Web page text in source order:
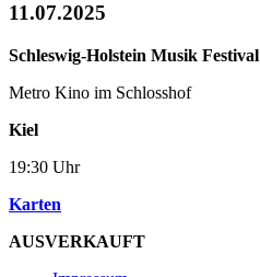
11.07.2025
Schleswig-Holstein Musik Festival
Metro Kino im Schlosshof
Kiel
19:30 Uhr
Karten
AUSVERKAUFT